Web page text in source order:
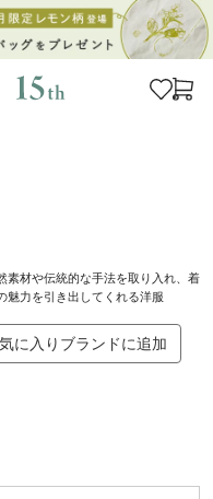
素材や伝統的な手法を取り入れ、着
魅力を引き出してくれる洋服
に入りブランドに追加